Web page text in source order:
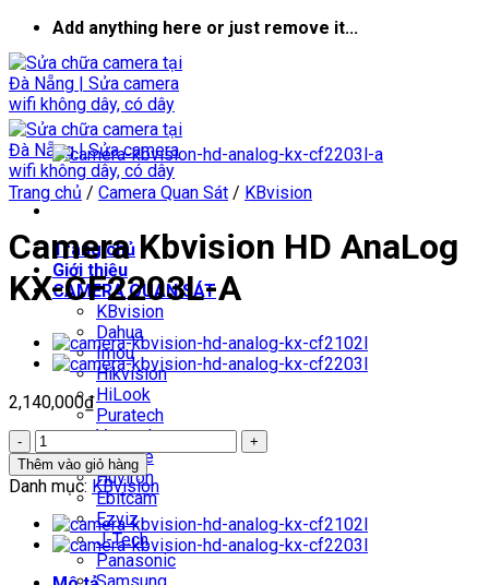
Skip
to
content
Add anything here or just remove it...
Trang chủ
Giới thiệu
CAMERA QUAN SÁT
KBvision
Dahua
Imou
Hikvision
HiLook
Puratech
Vantech
Yoosee
Huviron
Ebitcam
Ezviz
J-Tech
Panasonic
Trang chủ / Camera Quan Sát / KBvision
Camera Kbvision HD AnaLog
KX-CF2203L-A
2,140,000₫
Camera
Kbvision
HD
AnaLog
KX-
CF2203L-
Thêm vào giỏ hàng
Danh mục: KBvision